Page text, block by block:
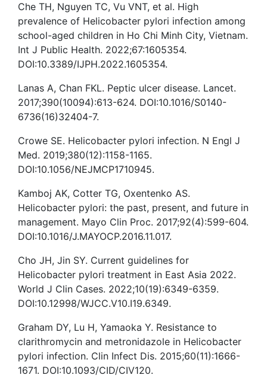
Che TH, Nguyen TC, Vu VNT, et al. High
prevalence of Helicobacter pylori infection among
school-aged children in Ho Chi Minh City, Vietnam.
Int J Public Health. 2022;67:1605354.
DOI:10.3389/IJPH.2022.1605354.
Lanas A, Chan FKL. Peptic ulcer disease. Lancet.
2017;390(10094):613-624. DOI:10.1016/S0140-
6736(16)32404-7.
Crowe SE. Helicobacter pylori infection. N Engl J
Med. 2019;380(12):1158-1165.
DOI:10.1056/NEJMCP1710945.
Kamboj AK, Cotter TG, Oxentenko AS.
Helicobacter pylori: the past, present, and future in
management. Mayo Clin Proc. 2017;92(4):599-604.
DOI:10.1016/J.MAYOCP.2016.11.017.
Cho JH, Jin SY. Current guidelines for
Helicobacter pylori treatment in East Asia 2022.
World J Clin Cases. 2022;10(19):6349-6359.
DOI:10.12998/WJCC.V10.I19.6349.
Graham DY, Lu H, Yamaoka Y. Resistance to
clarithromycin and metronidazole in Helicobacter
pylori infection. Clin Infect Dis. 2015;60(11):1666-
1671. DOI:10.1093/CID/CIV120.